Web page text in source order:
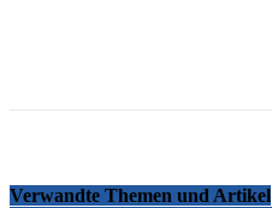
Verwandte Themen und Artikel